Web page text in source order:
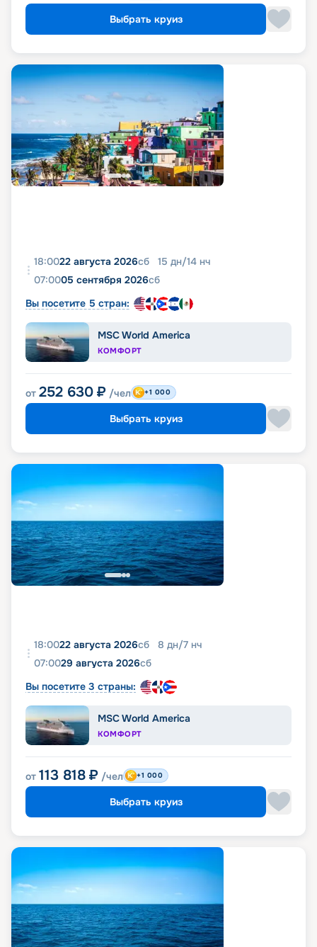
проходить по традиционной схеме, включающей
бассейн Карибского моря. При желании купить
пользуйтесь функционалом сервиса
бронирования круизов «Круиз.онлайн». Здесь вы
сможете приобрести путевку по выгодной цене,
получив всю необходимую информацию о судне
и самой поездке. Мы постарались собрать
максимальное количество сведений, включая
фото, реальные отзывы пассажиров, подробные
характеристики кают и палуб. Вся эта
информация доступна на этой же странице.
Выбрать круиз
18:0022 августа 2026сб 15 дн/14 нч
07:0005 сентября 2026сб
Вы посетите 5 стран:
MSC World America
КОМФОРТ
от 252 630 ₽ /чел +1 000
Выбрать круиз
18:0022 августа 2026сб 8 дн/7 нч
07:0029 августа 2026сб
Вы посетите 3 страны:
MSC World America
КОМФОРТ
от 113 818 ₽ /чел +1 000
Выбрать круиз